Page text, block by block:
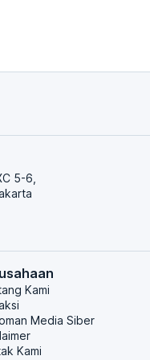
5-6,
Kami
Media Siber
Kami